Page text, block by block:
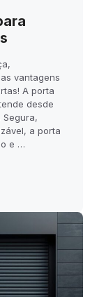
vantagens
A porta
desde
a porta
e …